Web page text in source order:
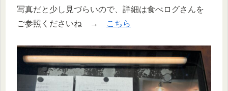
写真だと少し見づらいので、詳細は食べログさんを
ご参照くださいね →
こちら